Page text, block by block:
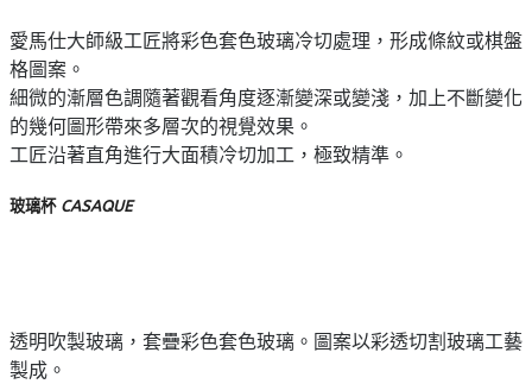
愛馬仕大師級工匠將彩色套色玻璃冷切處理，形成條紋或棋盤
格圖案。
細微的漸層色調隨著觀看角度逐漸變深或變淺，加上不斷變化
的幾何圖形帶來多層次的視覺效果。
工匠沿著直角進行大面積冷切加工，極致精準。
玻璃杯 CASAQUE
透明吹製玻璃，套疊彩色套色玻璃。圖案以彩透切割玻璃工藝
製成。